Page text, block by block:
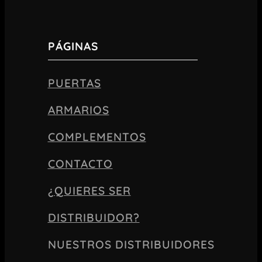
PÁGINAS
PUERTAS
ARMARIOS
COMPLEMENTOS
CONTACTO
¿QUIERES SER
DISTRIBUIDOR?
NUESTROS DISTRIBUIDORES